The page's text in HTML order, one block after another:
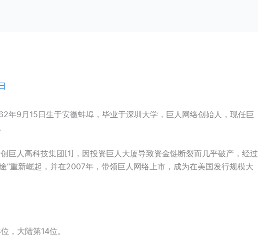
年9月15日生于安徽蚌埠，毕业于深圳大学，巨人网络创始人，现任巨
巨人高科技集团[1]，因投资巨人大厦导致资金链断裂而几乎破产，经过
”重新崛起，并在2007年，带领巨人网络上市，成为在美国发行规模大
，大陆第14位。